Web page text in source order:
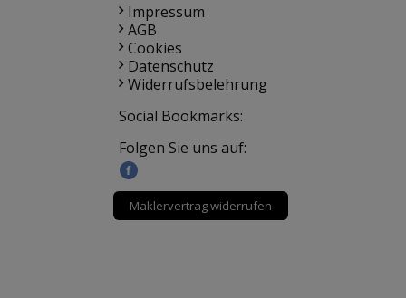
Impressum
AGB
Cookies
Datenschutz
Widerrufsbelehrung
Social Bookmarks:
Folgen Sie uns auf:
Maklervertrag widerrufen